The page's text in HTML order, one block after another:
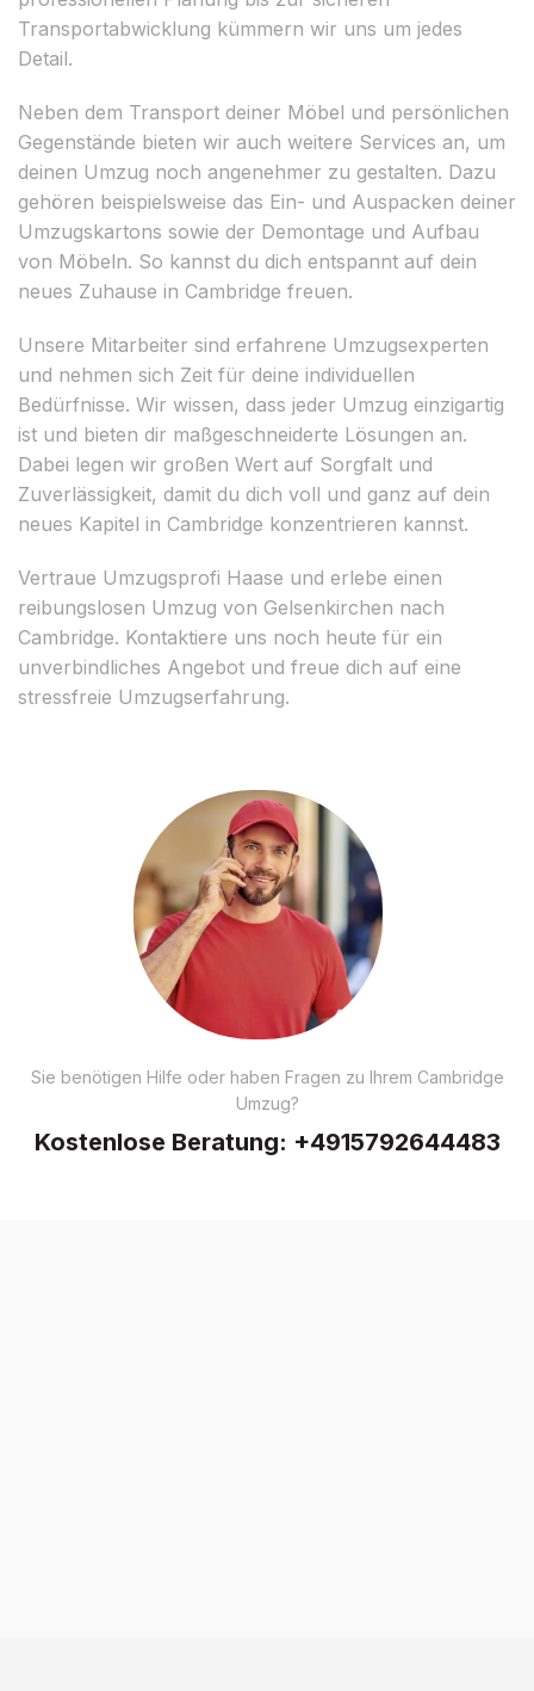
Transportabwicklung kümmern wir uns um jedes
Detail.
Neben dem Transport deiner Möbel und persönlichen
Gegenstände bieten wir auch weitere Services an, um
deinen Umzug noch angenehmer zu gestalten. Dazu
gehören beispielsweise das Ein- und Auspacken deiner
Umzugskartons sowie der Demontage und Aufbau
von Möbeln. So kannst du dich entspannt auf dein
neues Zuhause in Cambridge freuen.
Unsere Mitarbeiter sind erfahrene Umzugsexperten
und nehmen sich Zeit für deine individuellen
Bedürfnisse. Wir wissen, dass jeder Umzug einzigartig
ist und bieten dir maßgeschneiderte Lösungen an.
Dabei legen wir großen Wert auf Sorgfalt und
Zuverlässigkeit, damit du dich voll und ganz auf dein
neues Kapitel in Cambridge konzentrieren kannst.
Vertraue Umzugsprofi Haase und erlebe einen
reibungslosen Umzug von Gelsenkirchen nach
Cambridge. Kontaktiere uns noch heute für ein
unverbindliches Angebot und freue dich auf eine
stressfreie Umzugserfahrung.
Sie benötigen Hilfe oder haben Fragen zu Ihrem Cambridge
Umzug?
Kostenlose Beratung: +4915792644483